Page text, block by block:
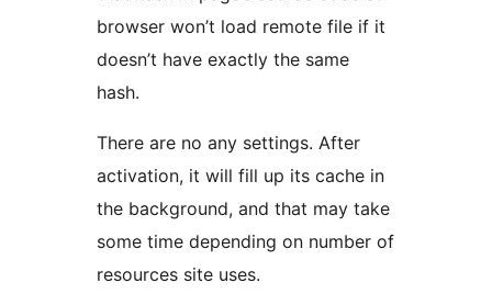
browser won’t load remote file if it
doesn’t have exactly the same
hash.
There are no any settings. After
activation, it will fill up its cache in
the background, and that may take
some time depending on number of
resources site uses.